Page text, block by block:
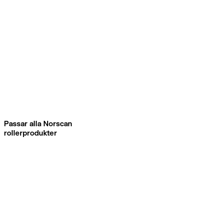
Passar alla Norscan
rollerprodukter